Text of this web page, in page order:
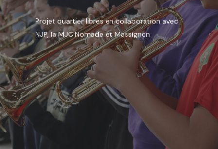
Projet quartier libres en collaboration avec
NJP, la MJC Nomade et Massignon